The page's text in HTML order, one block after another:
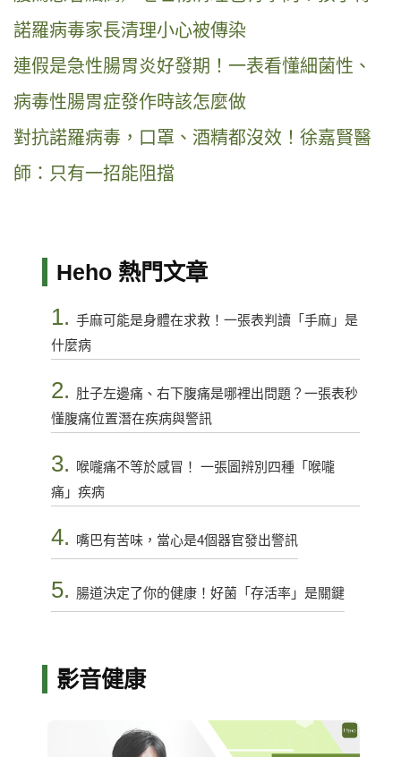
諾羅病毒家長清理小心被傳染
連假是急性腸胃炎好發期！一表看懂細菌性、
病毒性腸胃症發作時該怎麼做
對抗諾羅病毒，口罩、酒精都沒效！徐嘉賢醫
師：只有一招能阻擋
Heho 熱門文章
1. 手麻可能是身體在求救！一張表判讀「手麻」是
什麼病
2. 肚子左邊痛、右下腹痛是哪裡出問題？一張表秒
懂腹痛位置潛在疾病與警訊
3.
喉嚨痛不等於感冒！ 一張圖辨別四種「喉嚨
痛」疾病
4. 嘴巴有苦味，當心是4個器官發出警訊
5. 腸道決定了你的健康！好菌「存活率」是關鍵
影音健康